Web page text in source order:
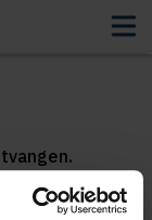
collectieve
voor jouw